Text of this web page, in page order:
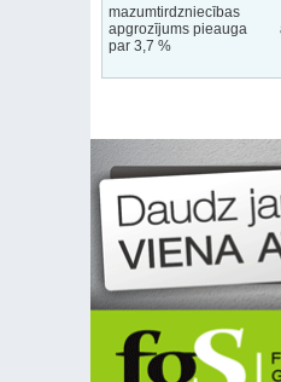
mazumtirdzniecības
apgrozījums pieauga
par 3,7 %